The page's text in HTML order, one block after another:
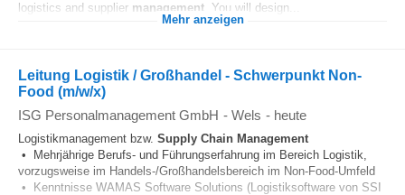
logistics and supplier management . You will design...
Mehr anzeigen
Leitung Logistik / Großhandel - Schwerpunkt Non-
Food (m/w/x)
ISG Personalmanagement GmbH - Wels - heute
Logistikmanagement bzw. Supply Chain Management
• Mehrjährige Berufs- und Führungserfahrung im Bereich Logistik,
vorzugsweise im Handels-/Großhandelsbereich im Non-Food-Umfeld
• Kenntnisse WAMAS Software Solutions (Logistiksoftware von SSI